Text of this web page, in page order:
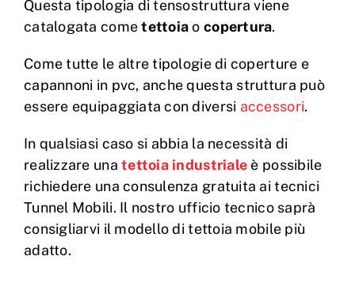
Questa tipologia di tensostruttura viene
catalogata cometettoiaocopertura.
Come tutte le altre tipologie di coperture e
capannoni in pvc, anche questa struttura può
essere equipaggiata con diversi accessori.
In qualsiasi caso si abbia la necessità di
realizzare unatettoia industriale è possibile
richiedere una consulenza gratuita ai tecnici
Tunnel Mobili. Il nostro ufficio tecnico saprà
consigliarvi il modello di tettoia mobile più
adatto.